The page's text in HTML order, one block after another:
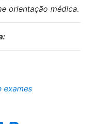
orientação médica.
exames